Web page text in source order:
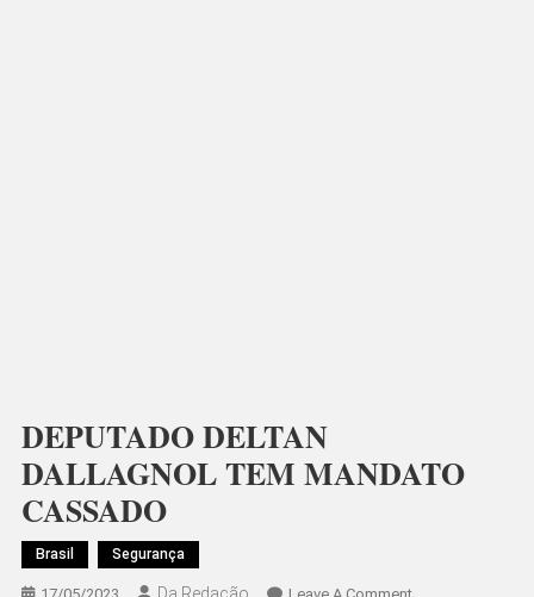
DEPUTADO DELTAN
DALLAGNOL TEM MANDATO
CASSADO
Brasil Segurança
Da Redação
On